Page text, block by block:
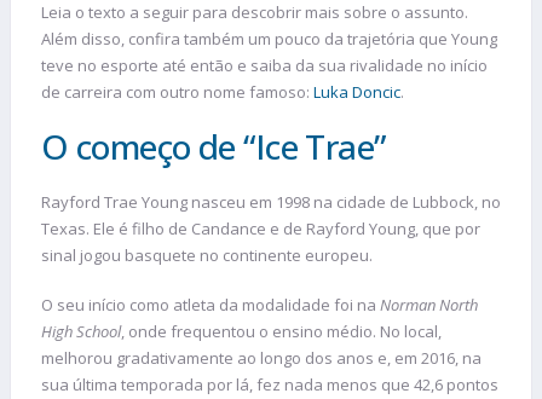
Leia o texto a seguir para descobrir mais sobre o assunto.
Além disso, confira também um pouco da trajetória que Young
teve no esporte até então e saiba da sua rivalidade no início
de carreira com outro nome famoso: Luka Doncic.
O começo de “Ice Trae”
Rayford Trae Young nasceu em 1998 na cidade de Lubbock, no
Texas. Ele é filho de Candance e de Rayford Young, que por
sinal jogou basquete no continente europeu.
O seu início como atleta da modalidade foi na Norman North
High School, onde frequentou o ensino médio. No local,
melhorou gradativamente ao longo dos anos e, em 2016, na
sua última temporada por lá, fez nada menos que 42,6 pontos